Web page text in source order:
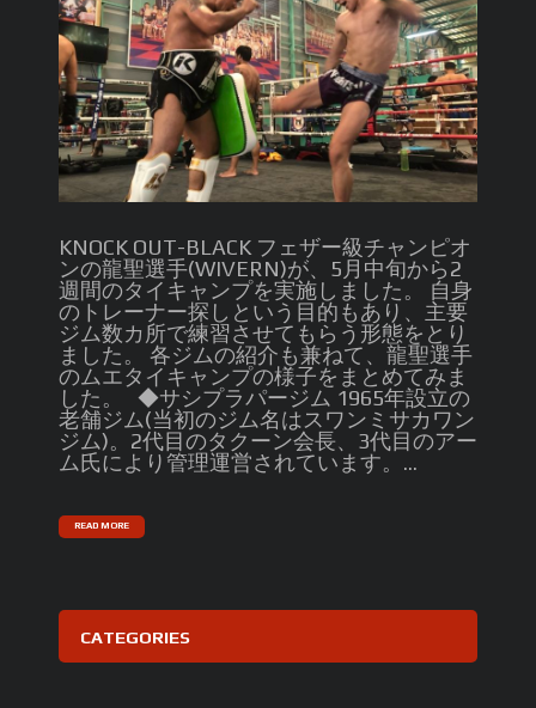
KNOCK OUT-BLACK フェザー級チャンピオ
ンの龍聖選手(WIVERN)が、5月中旬から2
週間のタイキャンプを実施しました。 自身
のトレーナー探しという目的もあり、主要
ジム数カ所で練習させてもらう形態をとり
ました。 各ジムの紹介も兼ねて、龍聖選手
のムエタイキャンプの様子をまとめてみま
した。 ◆サシプラパージム 1965年設立の
老舗ジム(当初のジム名はスワンミサカワン
ジム)。2代目のタクーン会長、3代目のアー
ム氏により管理運営されています。...
READ MORE
CATEGORIES